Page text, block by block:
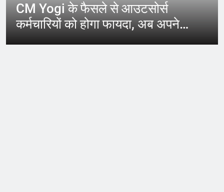
CM Yogi के फैसले से आउटसोर्स
कर्मचारियों को होगा फायदा, अब अपने
जिले में कर सकेंगे काम